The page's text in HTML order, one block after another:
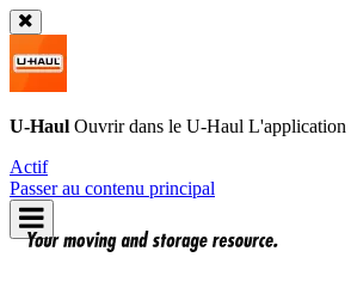
U-Haul Ouvrir dans le U-Haul L'application
Actif
Passer au contenu principal